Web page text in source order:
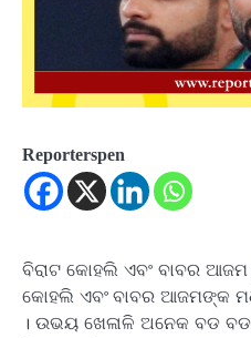
Reporterspen
ବିରାଟ କୋହଲି ଏବଂ ବାବର
କୋହଲି ଏବଂ ବାବର ଆଜମଙ୍କ
। ଉଭୟ ଖେଳାଳି ଅନେକ ବଡ